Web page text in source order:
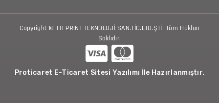
Copyright © TTI PRINT TEKNOLOJİ SAN.TİC.LTD.ŞTİ. Tüm Hakları
Saklıdır.
Proticaret E-Ticaret Sitesi Yazılımı İle Hazırlanmıştır.